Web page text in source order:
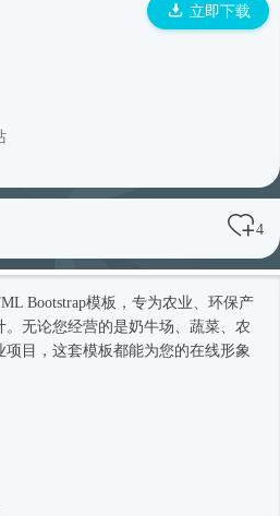
立即下载
4
Bootstrap模板，专为农业、环保产
无论您经营的是奶牛场、蔬菜、农
目，这套模板都能为您的在线形象